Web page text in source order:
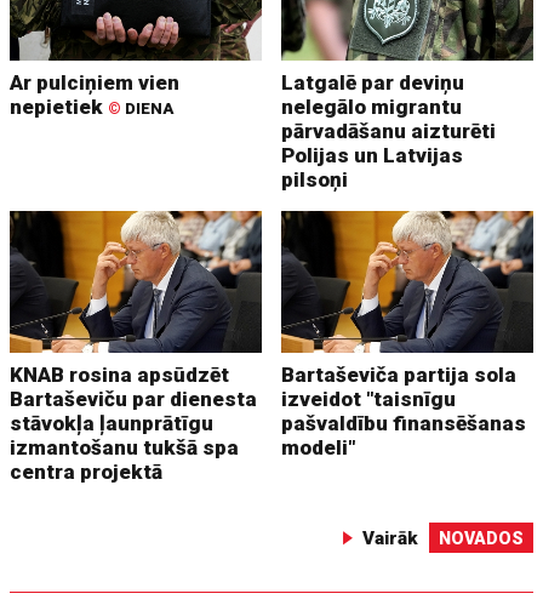
Ar pulciņiem vien
nepietiek © DIENA
Latgalē par deviņu
nelegālo migrantu
pārvadāšanu aizturēti
Polijas un Latvijas
pilsoņi
KNAB rosina apsūdzēt
Bartaševiču par dienesta
stāvokļa ļaunprātīgu
izmantošanu tukšā spa
centra projektā
Bartaševiča partija sola
izveidot "taisnīgu
pašvaldību finansēšanas
modeli"
Vairāk NOVADOS